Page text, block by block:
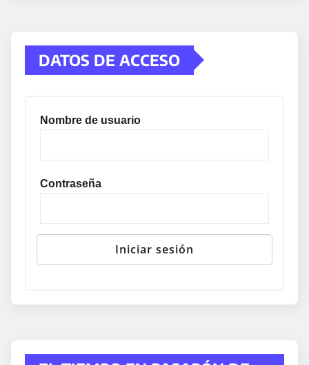
DATOS DE ACCESO
Nombre de usuario
Contraseña